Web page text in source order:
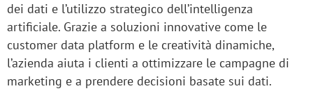
dei dati e l’utilizzo strategico dell’intelligenza
artificiale. Grazie a soluzioni innovative come le
customer data platform e le creatività dinamiche,
l’azienda aiuta i clienti a ottimizzare le campagne di
marketing e a prendere decisioni basate sui dati.